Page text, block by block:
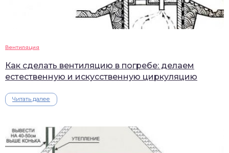
Вентиляция
Как сделать вентиляцию в погребе: делаем
естественную и искусственную циркуляцию
Читать далее